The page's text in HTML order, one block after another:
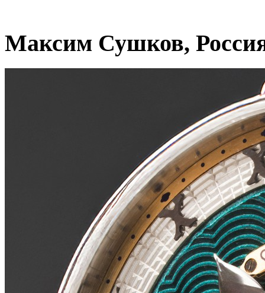
Максим Сушков,